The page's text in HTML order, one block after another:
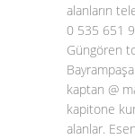
alanların
0 535 651
Güngören
Bayrampaşa
kaptan @
kapitone
alanlar.